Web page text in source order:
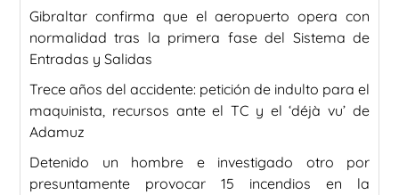
Gibraltar confirma que el aeropuerto opera con
normalidad tras la primera fase del Sistema de
Entradas y Salidas
Trece años del accidente: petición de indulto para el
maquinista, recursos ante el TC y el ‘déjà vu’ de
Adamuz
Detenido un hombre e investigado otro por
presuntamente provocar 15 incendios en la